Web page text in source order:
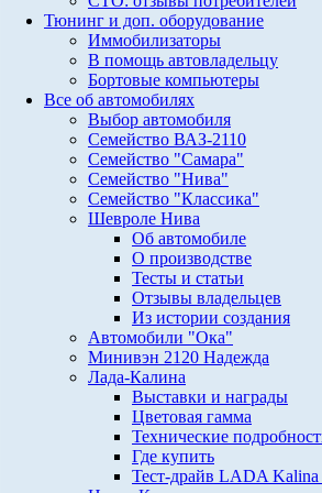
Тюнинг и доп. оборудование
Иммобилизаторы
В помощь автовладельцу
Бортовые компьютеры
Все об автомобилях
Выбор автомобиля
Семейство ВАЗ-2110
Семейство "Самара"
Семейство "Нива"
Семейство "Классика"
Шевроле Нива
Об автомобиле
О производстве
Тесты и статьи
Отзывы владельцев
Из истории создания
Автомобили "Ока"
Минивэн 2120 Надежда
Лада-Калина
Выставки и награды
Цветовая гамма
Технические
Где купить
Тест-драйв LADA Kalina